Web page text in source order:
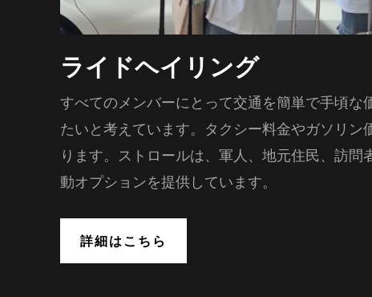
ライドヘイリング
すべてのメンバーにとって交通を簡単で手頃な
たいと考えています。タクシー料金やガソリン
ります。ストロールは、軍人、地元住民、訪問
動オプションを提供しています。
詳細はこちら